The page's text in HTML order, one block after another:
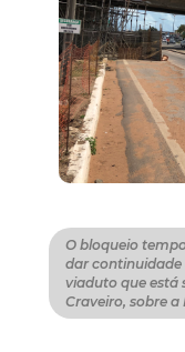
O bloqueio
dar continuidade
viaduto que está
Craveiro, sobre a